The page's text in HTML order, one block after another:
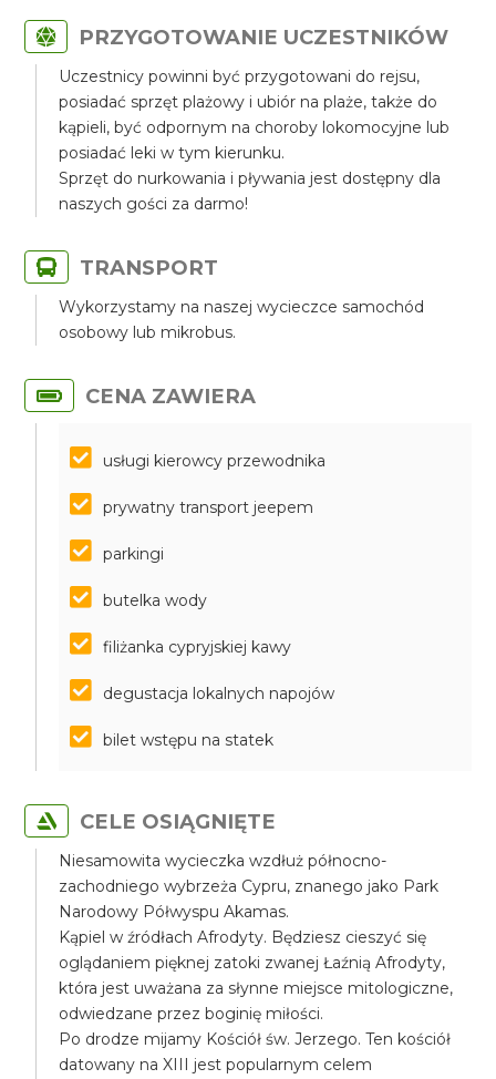
PRZYGOTOWANIE UCZESTNIKÓW
Uczestnicy powinni być przygotowani do rejsu,
posiadać sprzęt plażowy i ubiór na plaże, także do
kąpieli, być odpornym na choroby lokomocyjne lub
posiadać leki w tym kierunku.
Sprzęt do nurkowania i pływania jest dostępny dla
naszych gości za darmo!
TRANSPORT
Wykorzystamy na naszej wycieczce samochód
osobowy lub mikrobus.
CENA ZAWIERA
usługi kierowcy przewodnika
prywatny transport jeepem
parkingi
butelka wody
filiżanka cypryjskiej kawy
degustacja lokalnych napojów
bilet wstępu na statek
CELE OSIĄGNIĘTE
Niesamowita wycieczka wzdłuż północno-
zachodniego wybrzeża Cypru, znanego jako Park
Narodowy Półwyspu Akamas.
Kąpiel w źródłach Afrodyty. Będziesz cieszyć się
oglądaniem pięknej zatoki zwanej Łaźnią Afrodyty,
która jest uważana za słynne miejsce mitologiczne,
odwiedzane przez boginię miłości.
Po drodze mijamy Kościół św. Jerzego. Ten kościół
datowany na XIII jest popularnym celem